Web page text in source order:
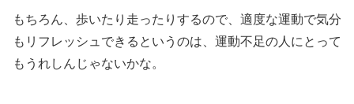
もちろん、歩いたり走ったりするので、適度な運動で気分
もリフレッシュできるというのは、運動不足の人にとって
もうれしんじゃないかな。